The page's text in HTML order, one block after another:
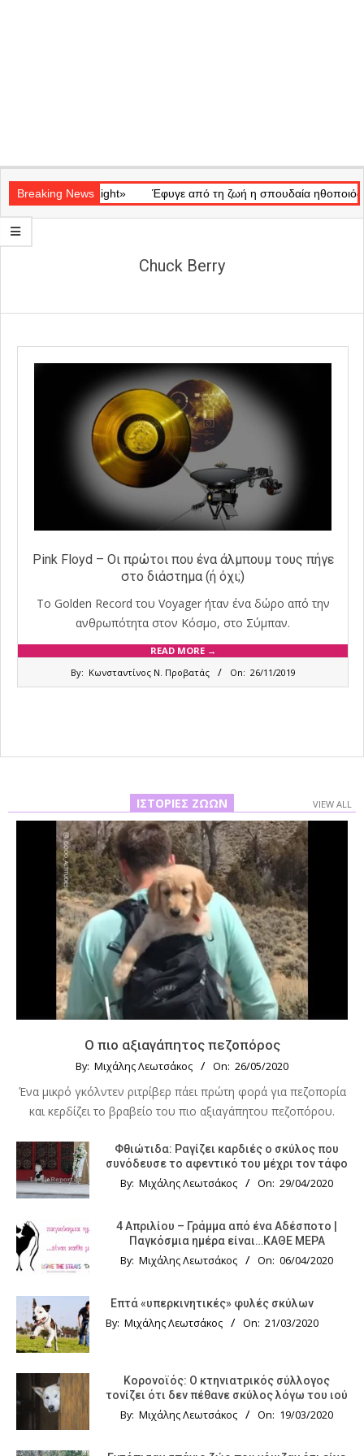
Navigation
Menu
Breaking News
«Ray of Light» Έφυγε από τη ζωή η σπουδαία ηθοποιός
Chuck Berry
Pink Floyd – Οι πρώτοι που ένα άλμπουμ τους πήγε
στο διάστημα (ή όχι;)
Το Golden Record του Voyager ήταν ένα δώρο από την
ανθρωπότητα στον Κόσμο, στο Σύμπαν.
READ MORE →
By: Κωνσταντίνος Ν. Προβατάς On: 26/11/2019
ΙΣΤΟΡΊΕΣ ΖΏΩΝ VIEW ALL
Ο πιο αξιαγάπητος πεζοπόρος
By: Μιχάλης Λεωτσάκος On: 26/05/2020
Ένα μικρό γκόλντεν ριτρίβερ πάει πρώτη φορά για πεζοπορία
και κερδίζει το βραβείο του πιο αξιαγάπητου πεζοπόρου.
Φθιώτιδα: Ραγίζει καρδιές ο σκύλος που
συνόδευσε το αφεντικό του μέχρι τον τάφο
By: Μιχάλης Λεωτσάκος On: 29/04/2020
4 Απριλίου – Γράμμα από ένα Αδέσποτο |
Παγκόσμια ημέρα είναι…ΚΑΘΕ ΜΕΡΑ
By: Μιχάλης Λεωτσάκος On: 06/04/2020
Επτά «υπερκινητικές» φυλές σκύλων
By: Μιχάλης Λεωτσάκος On: 21/03/2020
Κορονοϊός: Ο κτηνιατρικός σύλλογος
τονίζει ότι δεν πέθανε σκύλος λόγω του ιού
By: Μιχάλης Λεωτσάκος On: 19/03/2020